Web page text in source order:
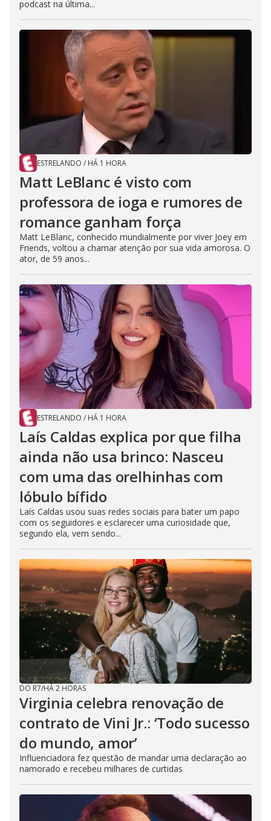
podcast na última...
ESTRELANDO / HÁ 1 HORA
Matt LeBlanc é visto com
professora de ioga e rumores de
romance ganham força
Matt LeBlanc, conhecido mundialmente por viver Joey em
Friends, voltou a chamar atenção por sua vida amorosa. O
ator, de 59 anos...
ESTRELANDO / HÁ 1 HORA
Laís Caldas explica por que filha
ainda não usa brinco: Nasceu
com uma das orelhinhas com
lóbulo bífido
Laís Caldas usou suas redes sociais para bater um papo
com os seguidores e esclarecer uma curiosidade que,
segundo ela, vem sendo...
DO R7/HÁ 2 HORAS
Virginia celebra renovação de
contrato de Vini Jr.: ‘Todo sucesso
do mundo, amor’
Influenciadora fez questão de mandar uma declaração ao
namorado e recebeu milhares de curtidas